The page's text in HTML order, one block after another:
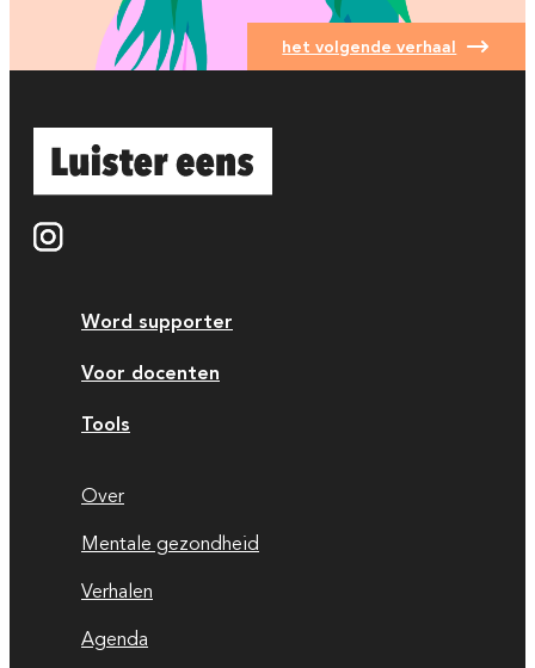
het volgende verhaal
Word supporter
Voor docenten
Tools
Over
Mentale gezondheid
Verhalen
Agenda